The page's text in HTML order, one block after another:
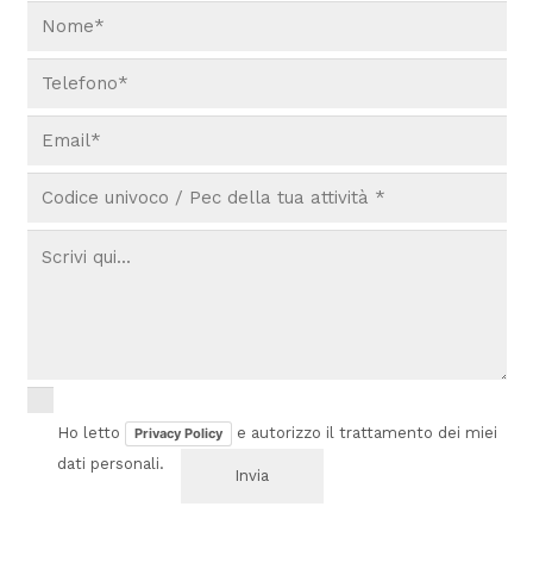
Ho letto Privacy Policy
e autorizzo il trattamento dei miei
dati personali.